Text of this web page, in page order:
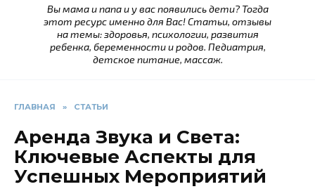
Вы мама и папа и у вас появились дети? Тогда
этот ресурс именно для Вас! Статьи, отзывы
на темы: здоровья, психологии, развития
ребенка, беременности и родов. Педиатрия,
детское питание, массаж.
ГЛАВНАЯ » СТАТЬИ
Аренда Звука и Света:
Ключевые Аспекты для
Успешных Мероприятий